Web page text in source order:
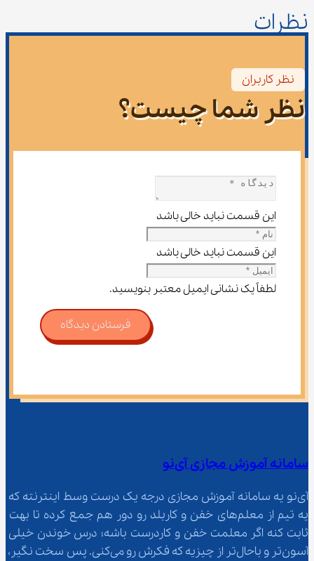
نظرات
نظر کاربران
نظر شما چیست؟
این قسمت نباید خالی باشد
این قسمت نباید خالی باشد
لطفاً یک نشانی ایمیل معتبر بنویسید.
فرستادن دیدگاه
سامانه آموزش مجازی آی‌نو
آی‌نو یه سامانه آموزش مجازی درجه یک درست وسط اینترنته که
یه تیم از معلم‌‌های خفن و کاربلد رو دور هم جمع کرده تا بهت
ثابت کنه اگر معلمت خفن و کاردرست باشه؛ درس خوندن خیلی
آسون‌تر و باحال‌تر از چیزیه که فکرش رو می‌کنی. پس سخت نگیر،